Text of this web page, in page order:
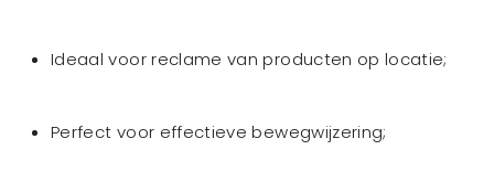
Ideaal voor reclame van producten op locatie;
Perfect voor effectieve bewegwijzering;